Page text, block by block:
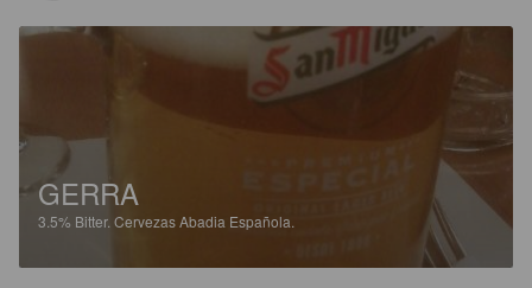
GERRA
3.5% Bitter. Cervezas Abadia Española.